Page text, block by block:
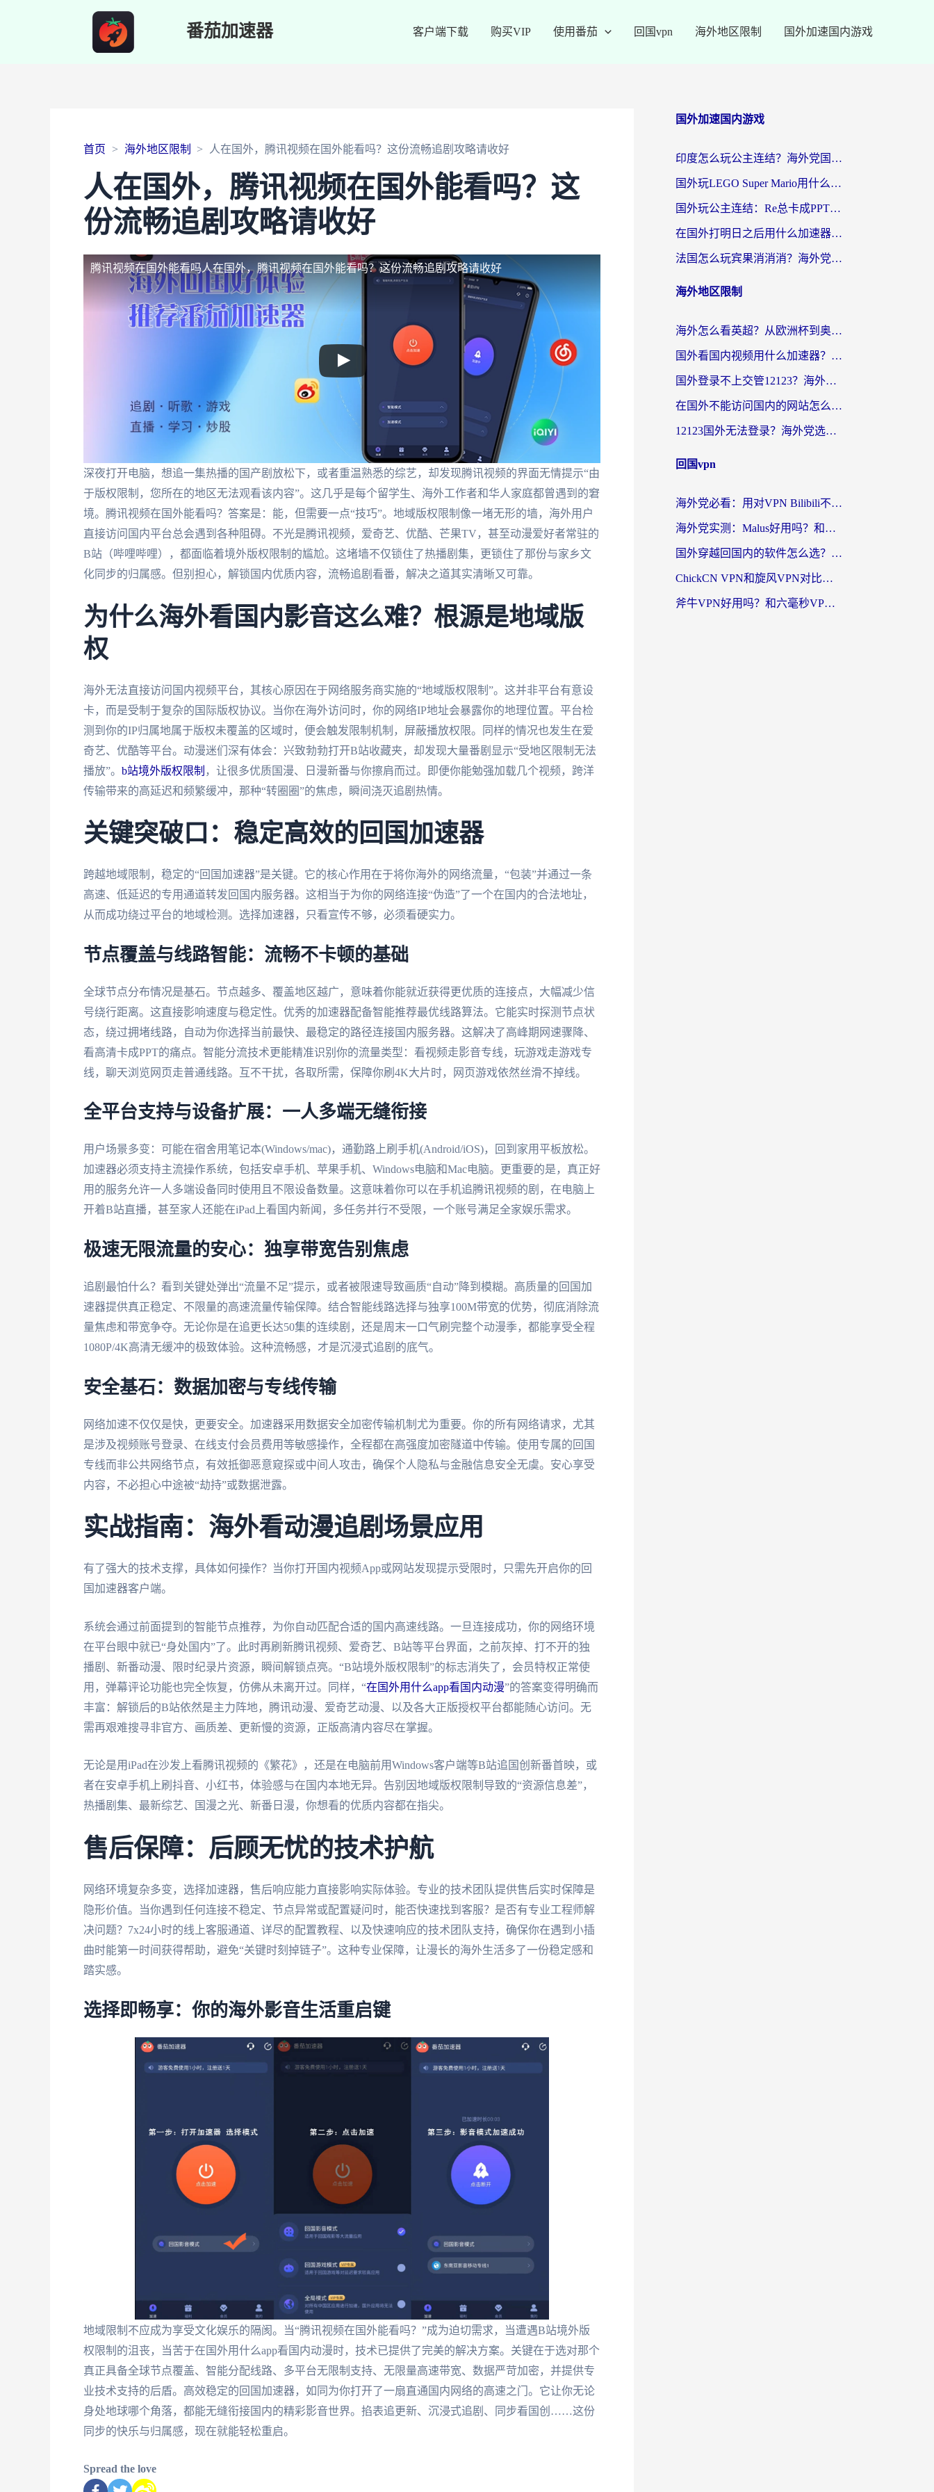
番茄加速器 客户端下载 购买VIP 使用番茄 回国vpn 海外地区限制 国外加速国内游戏
首页 海外地区限制 人在国外，腾讯视频在国外能看吗？这份流畅追剧攻略请收好
人在国外，腾讯视频在国外能看吗？这
份流畅追剧攻略请收好
腾讯视频在国外能看吗人在国外，腾讯视频在国外能看吗？这份流畅追剧攻略请收好
深夜打开电脑，想追一集热播的国产剧放松下，或者重温熟悉的综艺，却发现腾讯视频的界面无情提示“由
于版权限制，您所在的地区无法观看该内容”。这几乎是每个留学生、海外工作者和华人家庭都曾遇到的窘
境。腾讯视频在国外能看吗？答案是：能，但需要一点“技巧”。地域版权限制像一堵无形的墙，海外用户
直接访问国内平台总会遇到各种阻碍。不光是腾讯视频，爱奇艺、优酷、芒果TV，甚至动漫爱好者常驻的
B站（哔哩哔哩），都面临着境外版权限制的尴尬。这堵墙不仅锁住了热播剧集，更锁住了那份与家乡文
化同步的归属感。但别担心，解锁国内优质内容，流畅追剧看番，解决之道其实清晰又可靠。
为什么海外看国内影音这么难？根源是地域版
权
海外无法直接访问国内视频平台，其核心原因在于网络服务商实施的“地域版权限制”。这并非平台有意设
卡，而是受制于复杂的国际版权协议。当你在海外访问时，你的网络IP地址会暴露你的地理位置。平台检
测到你的IP归属地属于版权未覆盖的区域时，便会触发限制机制，屏蔽播放权限。同样的情况也发生在爱
奇艺、优酷等平台。动漫迷们深有体会：兴致勃勃打开B站收藏夹，却发现大量番剧显示“受地区限制无法
播放”。 b站境外版权限制 ，让很多优质国漫、日漫新番与你擦肩而过。即便你能勉强加载几个视频，跨洋
传输带来的高延迟和频繁缓冲，那种“转圈圈”的焦虑，瞬间浇灭追剧热情。
关键突破口：稳定高效的回国加速器
跨越地域限制，稳定的“回国加速器”是关键。它的核心作用在于将你海外的网络流量，“包装”并通过一条
高速、低延迟的专用通道转发回国内服务器。这相当于为你的网络连接“伪造”了一个在国内的合法地址，
从而成功绕过平台的地域检测。选择加速器，只看宣传不够，必须看硬实力。
节点覆盖与线路智能：流畅不卡顿的基础
全球节点分布情况是基石。节点越多、覆盖地区越广，意味着你能就近获得更优质的连接点，大幅减少信
号绕行距离。这直接影响速度与稳定性。优秀的加速器配备智能推荐最优线路算法。它能实时探测节点状
态，绕过拥堵线路，自动为你选择当前最快、最稳定的路径连接国内服务器。这解决了高峰期网速骤降、
看高清卡成PPT的痛点。智能分流技术更能精准识别你的流量类型：看视频走影音专线，玩游戏走游戏专
线，聊天浏览网页走普通线路。互不干扰，各取所需，保障你刷4K大片时，网页游戏依然丝滑不掉线。
全平台支持与设备扩展：一人多端无缝衔接
用户场景多变：可能在宿舍用笔记本(Windows/mac)，通勤路上刷手机(Android/iOS)，回到家用平板放松。
加速器必须支持主流操作系统，包括安卓手机、苹果手机、Windows电脑和Mac电脑。更重要的是，真正好
用的服务允许一人多端设备同时使用且不限设备数量。这意味着你可以在手机追腾讯视频的剧，在电脑上
开着B站直播，甚至家人还能在iPad上看国内新闻，多任务并行不受限，一个账号满足全家娱乐需求。
极速无限流量的安心：独享带宽告别焦虑
追剧最怕什么？看到关键处弹出“流量不足”提示，或者被限速导致画质“自动”降到模糊。高质量的回国加
速器提供真正稳定、不限量的高速流量传输保障。结合智能线路选择与独享100M带宽的优势，彻底消除流
量焦虑和带宽争夺。无论你是在追更长达50集的连续剧，还是周末一口气刷完整个动漫季，都能享受全程
1080P/4K高清无缓冲的极致体验。这种流畅感，才是沉浸式追剧的底气。
安全基石：数据加密与专线传输
网络加速不仅仅是快，更要安全。加速器采用数据安全加密传输机制尤为重要。你的所有网络请求，尤其
是涉及视频账号登录、在线支付会员费用等敏感操作，全程都在高强度加密隧道中传输。使用专属的回国
专线而非公共网络节点，有效抵御恶意窥探或中间人攻击，确保个人隐私与金融信息安全无虞。安心享受
内容，不必担心中途被“劫持”或数据泄露。
实战指南：海外看动漫追剧场景应用
有了强大的技术支撑，具体如何操作？当你打开国内视频App或网站发现提示受限时，只需先开启你的回
国加速器客户端。
系统会通过前面提到的智能节点推荐，为你自动匹配合适的国内高速线路。一旦连接成功，你的网络环境
在平台眼中就已“身处国内”了。此时再刷新腾讯视频、爱奇艺、B站等平台界面，之前灰掉、打不开的独
播剧、新番动漫、限时纪录片资源，瞬间解锁点亮。“B站境外版权限制”的标志消失了，会员特权正常使
用，弹幕评论功能也完全恢复，仿佛从未离开过。同样，“在国外用什么app看国内动漫”的答案变得明确而
丰富：解锁后的B站依然是主力阵地，腾讯动漫、爱奇艺动漫、以及各大正版授权平台都能随心访问。无
需再艰难搜寻非官方、画质差、更新慢的资源，正版高清内容尽在掌握。
无论是用iPad在沙发上看腾讯视频的《繁花》，还是在电脑前用Windows客户端等B站追国创新番首映，或
者在安卓手机上刷抖音、小红书，体验感与在国内本地无异。告别因地域版权限制导致的“资源信息差”，
热播剧集、最新综艺、国漫之光、新番日漫，你想看的优质内容都在指尖。
售后保障：后顾无忧的技术护航
网络环境复杂多变，选择加速器，售后响应能力直接影响实际体验。专业的技术团队提供售后实时保障是
隐形价值。当你遇到任何连接不稳定、节点异常或配置疑问时，能否快速找到客服？是否有专业工程师解
决问题？7x24小时的线上客服通道、详尽的配置教程、以及快速响应的技术团队支持，确保你在遇到小插
曲时能第一时间获得帮助，避免“关键时刻掉链子”。这种专业保障，让漫长的海外生活多了一份稳定感和
踏实感。
选择即畅享：你的海外影音生活重启键
地域限制不应成为享受文化娱乐的隔阂。当“腾讯视频在国外能看吗？”成为迫切需求，当遭遇B站境外版
权限制的沮丧，当苦于在国外用什么app看国内动漫时，技术已提供了完美的解决方案。关键在于选对那个
真正具备全球节点覆盖、智能分配线路、多平台无限制支持、无限量高速带宽、数据严苛加密，并提供专
业技术支持的后盾。高效稳定的回国加速器，如同为你打开了一扇直通国内网络的高速之门。它让你无论
身处地球哪个角落，都能无缝衔接国内的精彩影音世界。掐表追更新、沉浸式追剧、同步看国创……这份
同步的快乐与归属感，现在就能轻松重启。
Spread the love
国外加速国内游戏
印度怎么玩公主连结？海外党国服游戏加速终极指南（附仙境传说RO重生细胞优化技巧）
国外玩LEGO Super Mario用什么加速器？2026海外玩家亲测有效指南
国外玩公主连结：Re总卡成PPT？3步选对加速器，畅玩国服无压力
在国外打明日之后用什么加速器好一点？海外玩家亲测有效的国服游戏加速指南
法国怎么玩宾果消消消？海外党国服游戏加速器终极指南（附漫威召唤与合成解决办法）
海外地区限制
海外怎么看英超？从欧洲杯到奥运会，一份让你不卡壳的中文解说观看指南
国外看国内视频用什么加速器？留学生和海外华人的实用指南
国外登录不上交管12123？海外华人亲测有效的回国加速器选择指南
在国外不能访问国内的网站怎么办？海外党必看的无缝回国上网指南
12123国外无法登录？海外党选对回国加速器，轻松解决国内资源访问难题
回国vpn
海外党必看：用对VPN Bilibili不卡顿，英国玩国内游戏也丝滑——2026回国加速器选择指南
海外党实测：Malus好用吗？和雷霆哪个好？+ 3款热门加速器深度对比
国外穿越回国内的软件怎么选？3年海外党亲测实用指南，告别地域限制
ChickCN VPN和旋风VPN对比哪个回国效果更好？海外党实测回国内网神器指南
斧牛VPN好用吗？和六毫秒VPN对比哪个回国效果更好？海外党亲测实用指南